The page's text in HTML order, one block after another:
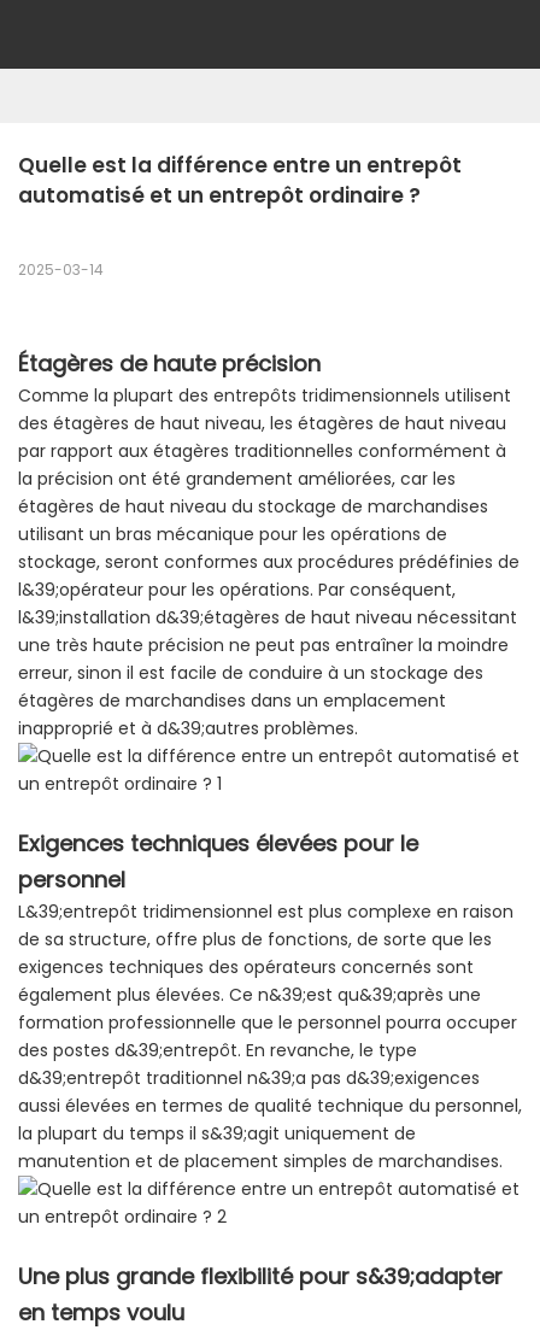
Quelle est la différence entre un entrepôt
automatisé et un entrepôt ordinaire ?
2025-03-14
Étagères de haute précision
Comme la plupart des entrepôts tridimensionnels utilisent
des étagères de haut niveau, les étagères de haut niveau
par rapport aux étagères traditionnelles conformément à
la précision ont été grandement améliorées, car les
étagères de haut niveau du stockage de marchandises
utilisant un bras mécanique pour les opérations de
stockage, seront conformes aux procédures prédéfinies de
l&39;opérateur pour les opérations. Par conséquent,
l&39;installation d&39;étagères de haut niveau nécessitant
une très haute précision ne peut pas entraîner la moindre
erreur, sinon il est facile de conduire à un stockage des
étagères de marchandises dans un emplacement
inapproprié et à d&39;autres problèmes.
Exigences techniques élevées pour le
personnel
L&39;entrepôt tridimensionnel est plus complexe en raison
de sa structure, offre plus de fonctions, de sorte que les
exigences techniques des opérateurs concernés sont
également plus élevées. Ce n&39;est qu&39;après une
formation professionnelle que le personnel pourra occuper
des postes d&39;entrepôt. En revanche, le type
d&39;entrepôt traditionnel n&39;a pas d&39;exigences
aussi élevées en termes de qualité technique du personnel,
la plupart du temps il s&39;agit uniquement de
manutention et de placement simples de marchandises.
Une plus grande flexibilité pour s&39;adapter
en temps voulu